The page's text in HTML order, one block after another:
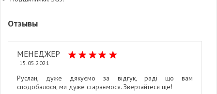
Отзывы
МЕНЕДЖЕР
15.05.2021
Руслан, дуже дякуємо за відгук, раді що вам
сподобалося, ми дуже стараємося. Звертайтеся ще!